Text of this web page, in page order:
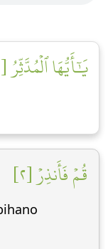
يَٰٓأَيُّهَا ٱلۡمُدَّثِّرُ [١]
قُمۡ فَأَنذِرۡ [٢]